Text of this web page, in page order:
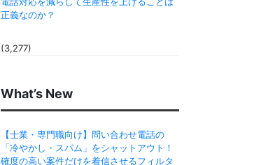
正義なのか？
(3,277)
What’s New
【士業・専門職向け】問い合わせ電話の
「冷やかし・スパム」をシャットアウト！
確度の高い案件だけを着信させるフィルタ